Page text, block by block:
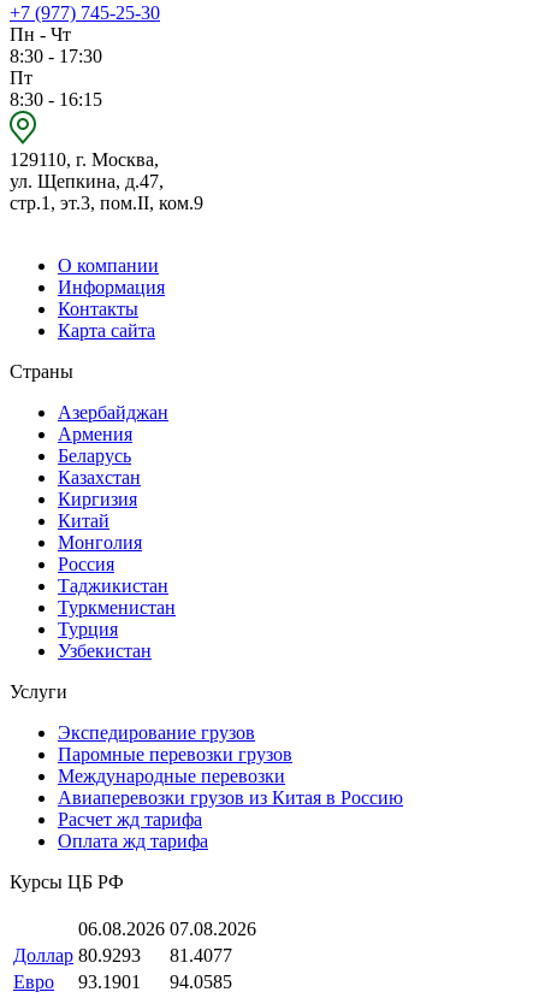
+7 (977) 745-25-30
Пн - Чт
8:30 - 17:30
Пт
8:30 - 16:15
129110, г. Москва,
ул. Щепкина, д.47,
стр.1, эт.3, пом.II, ком.9
О компании
Информация
Контакты
Карта сайта
Страны
Азербайджан
Армения
Беларусь
Казахстан
Киргизия
Китай
Монголия
Россия
Таджикистан
Туркменистан
Турция
Узбекистан
Услуги
Экспедирование грузов
Паромные перевозки грузов
Международные перевозки
Авиаперевозки грузов из Китая в Россию
Расчет жд тарифа
Оплата жд тарифа
Курсы ЦБ РФ
06.08.2026 07.08.2026
Доллар 80.9293
81.4077
Евро
93.1901
94.0585